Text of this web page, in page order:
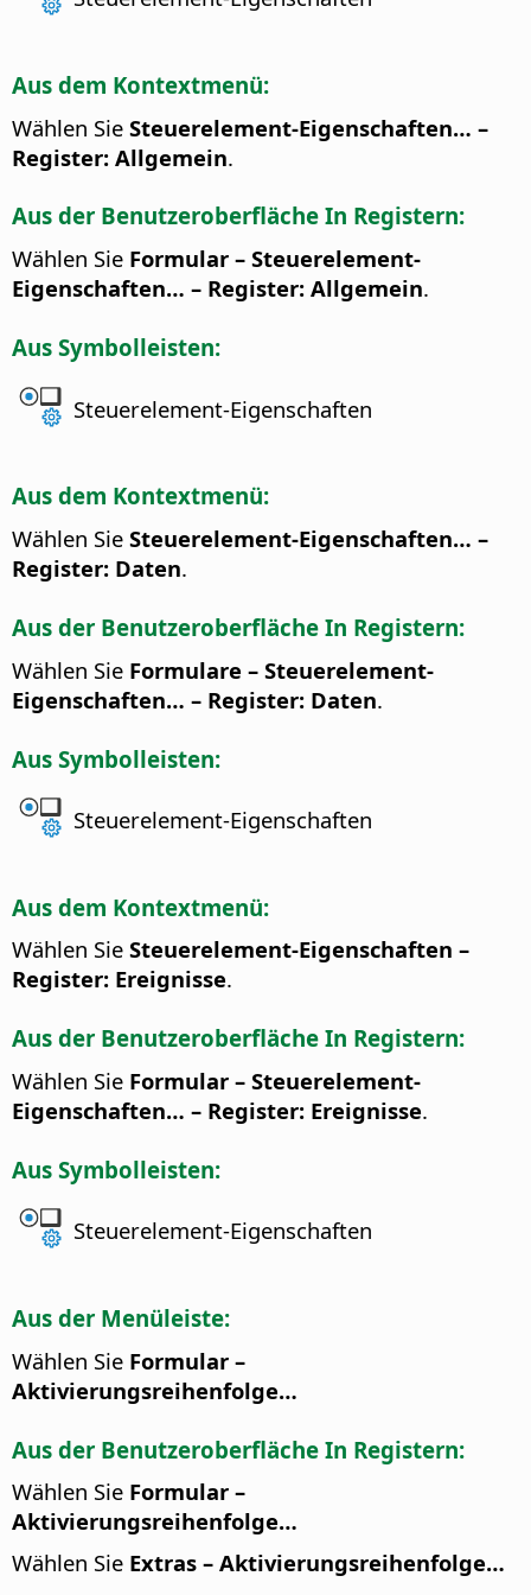
Aus dem Kontextmenü:
Wählen Sie Steuerelement-Eigenschaften… –
Register: Allgemein.
Aus der Benutzeroberfläche In Registern:
Wählen Sie Formular – Steuerelement-
Eigenschaften… – Register: Allgemein.
Aus Symbolleisten:
Steuerelement-Eigenschaften
Aus dem Kontextmenü:
Wählen Sie Steuerelement-Eigenschaften… –
Register: Daten.
Aus der Benutzeroberfläche In Registern:
Wählen Sie Formulare – Steuerelement-
Eigenschaften… – Register: Daten.
Aus Symbolleisten:
Steuerelement-Eigenschaften
Aus dem Kontextmenü:
Wählen Sie Steuerelement-Eigenschaften –
Register: Ereignisse.
Aus der Benutzeroberfläche In Registern:
Wählen Sie Formular – Steuerelement-
Eigenschaften… – Register: Ereignisse.
Aus Symbolleisten:
Steuerelement-Eigenschaften
Aus der Menüleiste:
Wählen Sie Formular –
Aktivierungsreihenfolge…
Aus der Benutzeroberfläche In Registern:
Wählen Sie Formular –
Aktivierungsreihenfolge…
Wählen Sie Extras – Aktivierungsreihenfolge…